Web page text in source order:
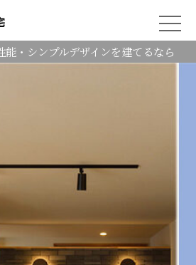
・シンプルデザインを建てるなら